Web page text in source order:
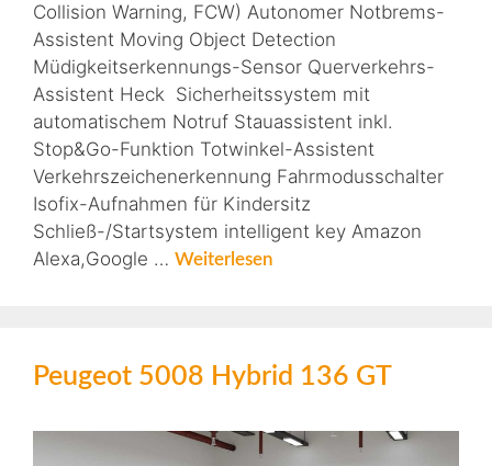
Collision Warning, FCW) Autonomer Notbrems-
Assistent Moving Object Detection
Müdigkeitserkennungs-Sensor Querverkehrs-
Assistent Heck Sicherheitssystem mit
automatischem Notruf Stauassistent inkl.
Stop&Go-Funktion Totwinkel-Assistent
Verkehrszeichenerkennung Fahrmodusschalter
Isofix-Aufnahmen für Kindersitz
Schließ-/Startsystem intelligent key Amazon
Alexa,Google … Weiterlesen
Peugeot 5008 Hybrid 136 GT